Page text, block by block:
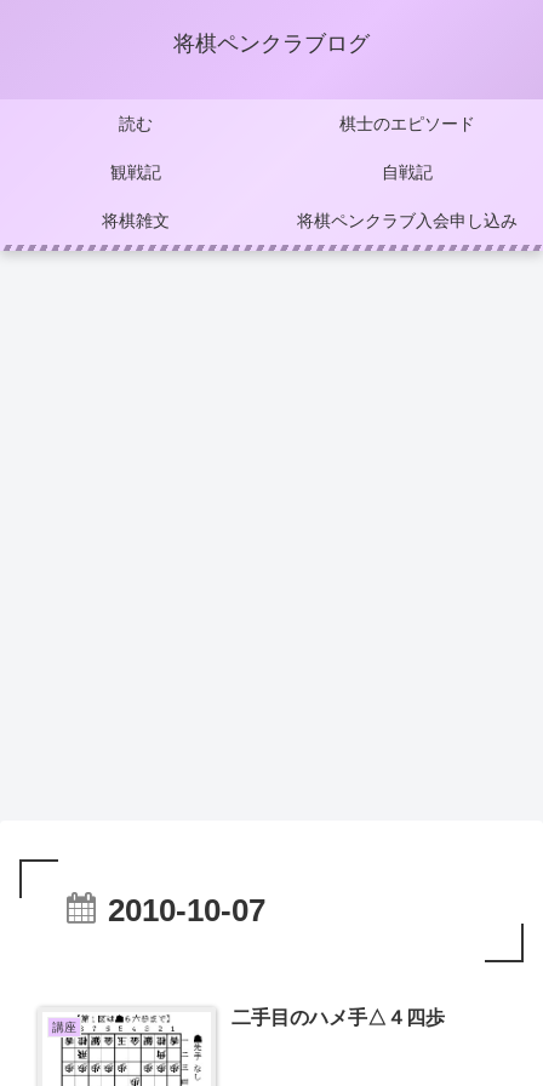
将棋ペンクラブログ
読む 棋士のエピソード
観戦記 自戦記
将棋雑文 将棋ペンクラブ入会申し込み
2010-10-07
講座 二手目のハメ手△４四歩